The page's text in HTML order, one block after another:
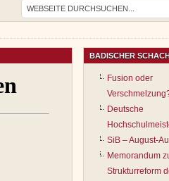
BADISCHER
Fusion oder
Deutsche
SiB – August-
Memorandum
Strukturreform